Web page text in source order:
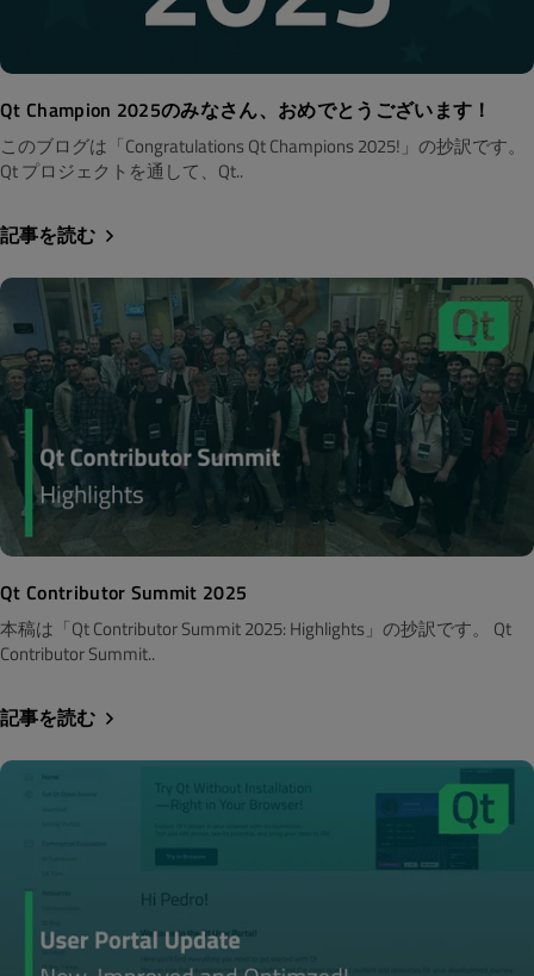
Qt Champion 2025のみなさん、おめでとうございます！
このブログは「Congratulations Qt Champions 2025!」の抄訳です。
Qt プロジェクトを通して、Qt..
記事を読む
Qt Contributor Summit 2025
本稿は「Qt Contributor Summit 2025: Highlights」の抄訳です。 Qt
Contributor Summit..
記事を読む